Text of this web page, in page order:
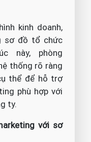
kinh doanh,
sơ đồ tổ chức
này, phòng
thống rõ ràng
thể để hỗ trợ
phù hợp với
ty.
với sơ